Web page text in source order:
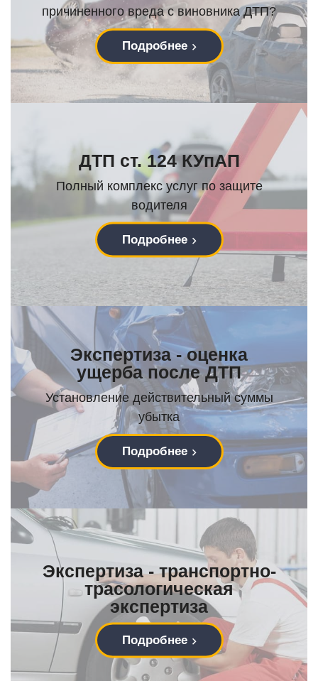
причиненного вреда с виновника ДТП?
Подробнее
ДТП ст. 124 КУпАП
Полный комплекс услуг по защите
водителя
Подробнее
Экспертиза - оценка
ущерба после ДТП
Установление действительный суммы
убытка
Подробнее
Экспертиза - транспортно-
трасологическая
экспертиза
Подробнее